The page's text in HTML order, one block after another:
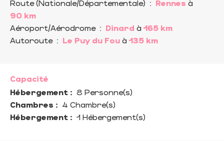
Route (Nationale/Départementale) : Rennes à
90 km
Aéroport/Aérodrome: Dinard à 165 km
Autoroute: Le Puy du Fou à 135 km
Capacité
Hébergement : 8 Personne(s)
Chambres : 4 Chambre(s)
Hébergement : 1 Hébergement(s)